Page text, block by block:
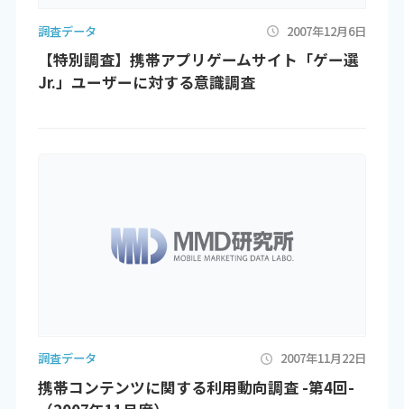
調査データ 2007年12月6日
【特別調査】携帯アプリゲームサイト「ゲー選
Jr.」ユーザーに対する意識調査
調査データ 2007年11月22日
携帯コンテンツに関する利用動向調査 -第4回-